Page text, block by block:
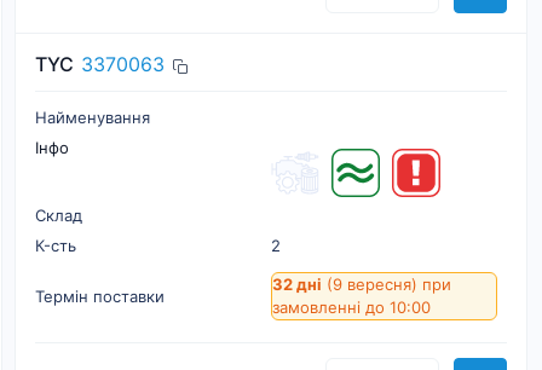
TYC 3370063
Найменування
Інфо
Склад
К-cть
2
Термін поставки
32 дні (9 вересня) при
замовленні до 10:00